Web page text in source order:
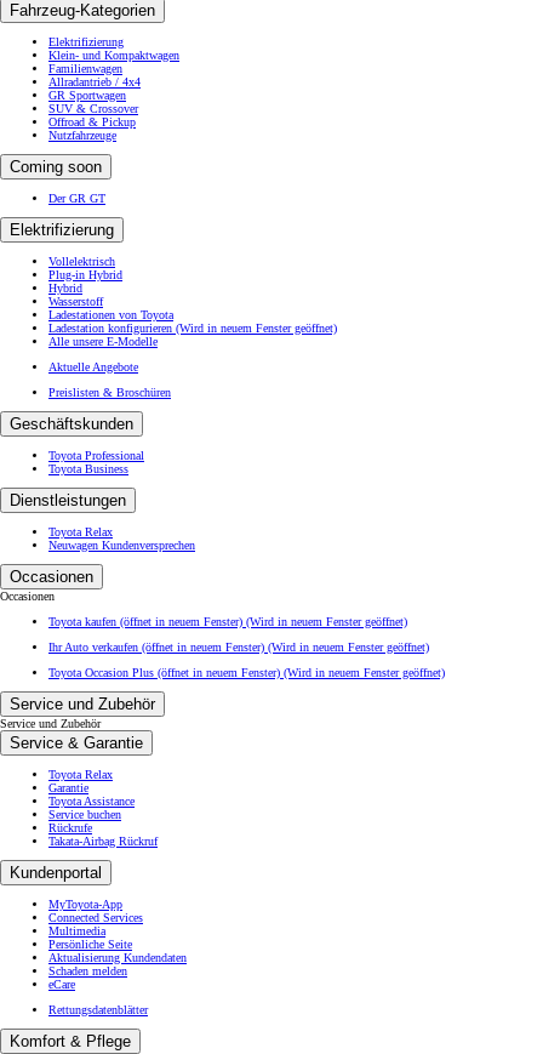
Fahrzeug-Kategorien
Elektrifizierung
Klein- und Kompaktwagen
Familienwagen
Allradantrieb / 4x4
GR Sportwagen
SUV & Crossover
Offroad & Pickup
Nutzfahrzeuge
Coming soon
Der GR GT
Elektrifizierung
Vollelektrisch
Plug-in Hybrid
Hybrid
Wasserstoff
Ladestationen von Toyota
Ladestation konfigurieren (Wird in neuem Fenster geöffnet)
Alle unsere E-Modelle
Aktuelle Angebote
Preislisten & Broschüren
Geschäftskunden
Toyota Professional
Toyota Business
Dienstleistungen
Toyota Relax
Neuwagen Kundenversprechen
Occasionen
Occasionen
Toyota kaufen (öffnet in neuem Fenster) (Wird in neuem Fenster geöffnet)
Ihr Auto verkaufen (öffnet in neuem Fenster) (Wird in neuem Fenster geöffnet)
Toyota Occasion Plus (öffnet in neuem Fenster) (Wird in neuem Fenster geöffnet)
Service und Zubehör
Service und Zubehör
Service & Garantie
Toyota Relax
Garantie
Toyota Assistance
Service buchen
Rückrufe
Takata-Airbag Rückruf
Kundenportal
MyToyota-App
Connected Services
Multimedia
Persönliche Seite
Aktualisierung Kundendaten
Schaden melden
eCare
Rettungsdatenblätter
Komfort & Pflege